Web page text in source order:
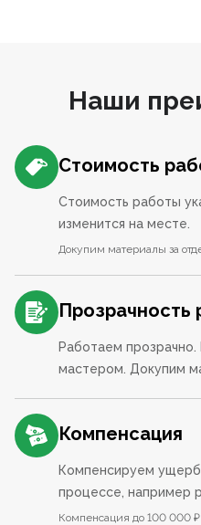
Наши
Стоимость
Стоимость работы
изменится на месте.
Докупим материалы за
Прозрачность
Работаем
мастером. Докупим
Компенсация
Компенсируем
процессе, например
Компенсация до 100 000 ₽